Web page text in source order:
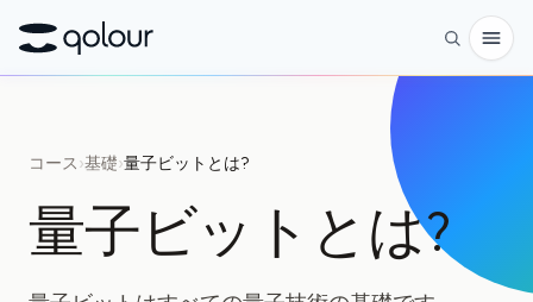
対象者
コース›基礎›量子ビットとは?
量子ビットとは?